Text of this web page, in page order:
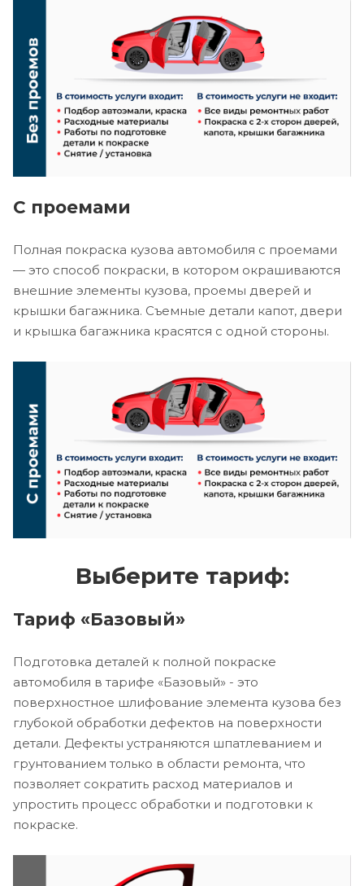
С проемами
Полная покраска кузова автомобиля с проемами
— это способ покраски, в котором окрашиваются
внешние элементы кузова, проемы дверей и
крышки багажника. Съемные детали капот, двери
и крышка багажника красятся с одной стороны.
Выберите тариф:
Тариф «Базовый»
Подготовка деталей к полной покраске
автомобиля в тарифе «Базовый» - это
поверхностное шлифование элемента кузова без
глубокой обработки дефектов на поверхности
детали. Дефекты устраняются шпатлеванием и
грунтованием только в области ремонта, что
позволяет сократить расход материалов и
упростить процесс обработки и подготовки к
покраске.